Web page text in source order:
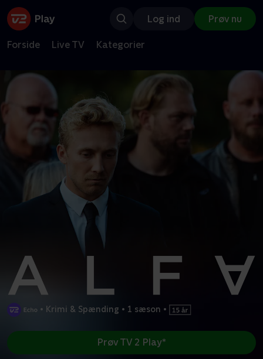
Log ind Prøv nu
Forside Live TV Kategorier
• Krimi & Spænding • 1 sæson •
Prøv TV 2 Play*